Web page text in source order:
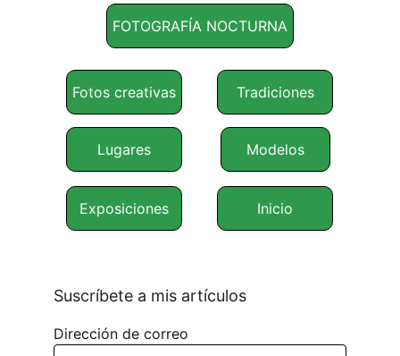
Fotos creativas Tradiciones
Lugares
Exposiciones Inicio
Modelos
FOTOGRAFÍA NOCTURNA
Dirección de correo
Suscríbete a mis artículos